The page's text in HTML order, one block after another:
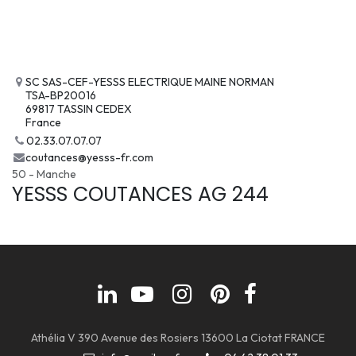
SC SAS-CEF-YESSS ELECTRIQUE MAINE NORMAN
TSA-BP20016
69817 TASSIN CEDEX
France
02.33.07.07.07
coutances@yesss-fr.com
50 - Manche
YESSS COUTANCES AG 244
Athélia V 390 Avenue des Rosiers 13600 La Ciotat FRANCE